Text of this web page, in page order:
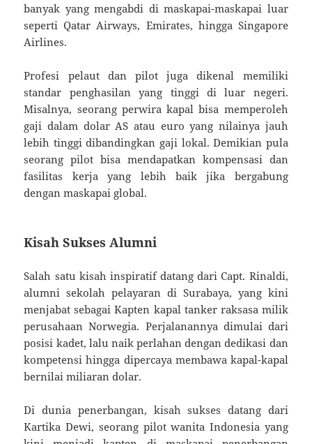
banyak yang mengabdi di maskapai-maskapai luar
seperti Qatar Airways, Emirates, hingga Singapore
Airlines.
Profesi pelaut dan pilot juga dikenal memiliki
standar penghasilan yang tinggi di luar negeri.
Misalnya, seorang perwira kapal bisa memperoleh
gaji dalam dolar AS atau euro yang nilainya jauh
lebih tinggi dibandingkan gaji lokal. Demikian pula
seorang pilot bisa mendapatkan kompensasi dan
fasilitas kerja yang lebih baik jika bergabung
dengan maskapai global.
Kisah Sukses Alumni
Salah satu kisah inspiratif datang dari Capt. Rinaldi,
alumni sekolah pelayaran di Surabaya, yang kini
menjabat sebagai Kapten kapal tanker raksasa milik
perusahaan Norwegia. Perjalanannya dimulai dari
posisi kadet, lalu naik perlahan dengan dedikasi dan
kompetensi hingga dipercaya membawa kapal-kapal
bernilai miliaran dolar.
Di dunia penerbangan, kisah sukses datang dari
Kartika Dewi, seorang pilot wanita Indonesia yang